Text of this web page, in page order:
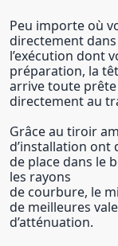
Peu importe où
directement dans
l’exécution dont
préparation, la
arrive toute prête
directement au
Grâce au tiroir
d’installation ont
de place dans le
les rayons
de courbure, le
de meilleures
d’atténuation.